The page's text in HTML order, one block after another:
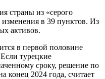
страны из «серого
в 39 пунктов. Из
активов.
в первой половине
турецкие
сроку, решение по
конец 2024 года, считает